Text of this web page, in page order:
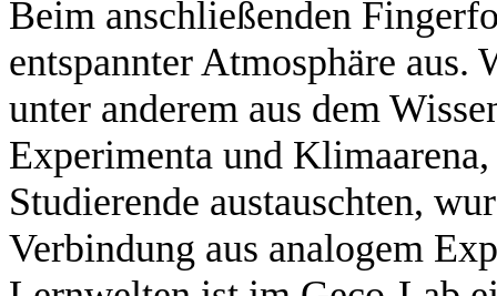
Beim anschließenden
entspannter Atmosphäre aus.
unter anderem aus dem
Experimenta und
Studierende austauschten,
Verbindung aus analogem